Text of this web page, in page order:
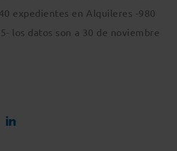
expedientes en Alquileres -980
los datos son a 30 de noviembre